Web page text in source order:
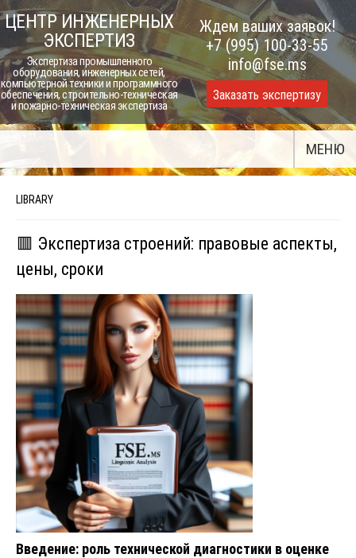
Skip
to
content
ЦЕНТР ИНЖЕНЕРНЫХ
ЭКСПЕРТИЗ
Экспертиза промышленного
оборудования, инженерных сетей,
компьютерной техники и программного
обеспечения, строительно-техническая
и пожарно-техническая экспертиза
Ждем ваших заявок!
+7 (995) 100-33-55
info@fse.ms
Заказать экспертизу
МЕНЮ
LIBRARY
🟥 Экспертиза строений: правовые аспекты,
цены, сроки
Введение: роль технической диагностики в оценке